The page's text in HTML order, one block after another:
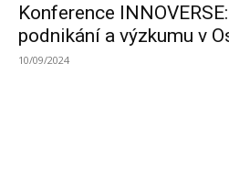
Konference
podnikání a výzkumu v
10/09/2024